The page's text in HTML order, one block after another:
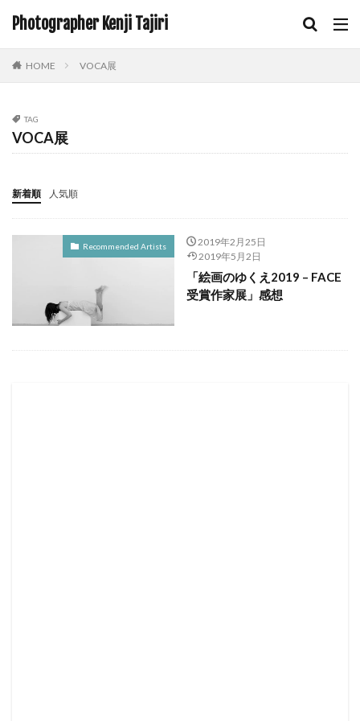
Photographer Kenji Tajiri
HOME VOCA展
TAG
VOCA展
新着順 人気順
Recommended Artists
2019年2月25日
2019年5月2日
「絵画のゆくえ2019 – FACE
受賞作家展」感想